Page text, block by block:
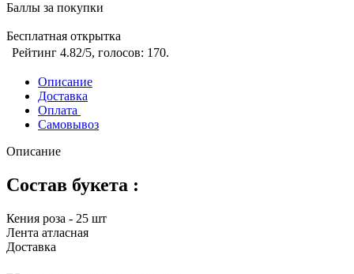
Баллы за покупки
Бесплатная открытка
Рейтинг 4.82/5, голосов: 170.
Описание
Доставка
Оплата
Самовывоз
Описание
Состав букета :
Кения роза - 25 шт
Лента атласная
Доставка